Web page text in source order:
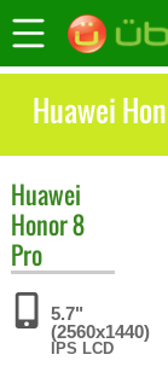
Huawei
Huawei
Honor 8
Pro
5.7"
(2560x1440)
IPS LCD